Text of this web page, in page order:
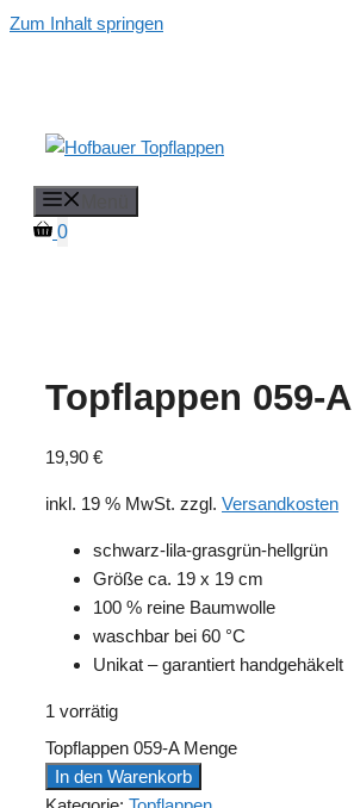
Zum Inhalt springen
0
Topflappen 059-A
19,90 €
inkl. 19 % MwSt. zzgl. Versandkosten
schwarz-lila-grasgrün-hellgrün
Größe ca. 19 x 19 cm
100 % reine Baumwolle
waschbar bei 60 °C
Unikat – garantiert handgehäkelt
1 vorrätig
Topflappen 059-A Menge
In den Warenkorb